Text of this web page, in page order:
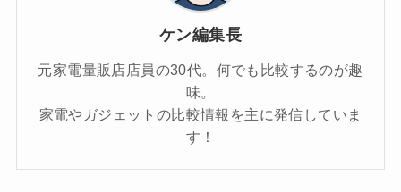
ケン編集長
元家電量販店店員の30代。何でも比較するのが趣
味。
家電やガジェットの比較情報を主に発信していま
す！